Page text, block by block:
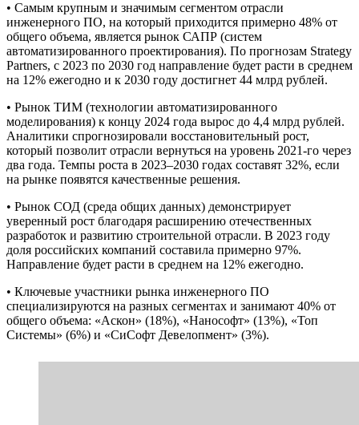
• Самым крупным и значимым сегментом отрасли
инженерного ПО, на который приходится примерно 48% от
общего объема, является рынок САПР (систем
автоматизированного проектирования). По прогнозам Strategy
Partners, с 2023 по 2030 год направление будет расти в среднем
на 12% ежегодно и к 2030 году достигнет 44 млрд рублей.
• Рынок ТИМ (технологии автоматизированного
моделирования) к концу 2024 года вырос до 4,4 млрд рублей.
Аналитики спрогнозировали восстановительный рост,
который позволит отрасли вернуться на уровень 2021-го через
два года. Темпы роста в 2023–2030 годах составят 32%, если
на рынке появятся качественные решения.
• Рынок СОД (среда общих данных) демонстрирует
уверенный рост благодаря расширению отечественных
разработок и развитию строительной отрасли. В 2023 году
доля российских компаний составила примерно 97%.
Направление будет расти в среднем на 12% ежегодно.
• Ключевые участники рынка инженерного ПО
специализируются на разных сегментах и занимают 40% от
общего объема: «Аскон» (18%), «Нанософт» (13%), «Топ
Системы» (6%) и «СиСофт Девелопмент» (3%).